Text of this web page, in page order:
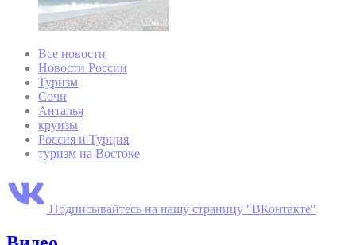
Все новости
Новости России
Туризм
Сочи
Анталья
круизы
Россия и Турция
туризм на Востоке
Подписывайтесь на нашу страницу "ВКонтакте"